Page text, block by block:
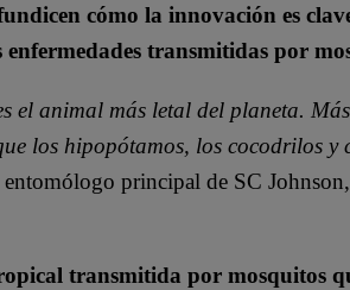
cómo la innovación es
transmitidas por
el animal más letal del planeta.
los hipopótamos, los cocodrilos
principal de SC
transmitida por mosquitos